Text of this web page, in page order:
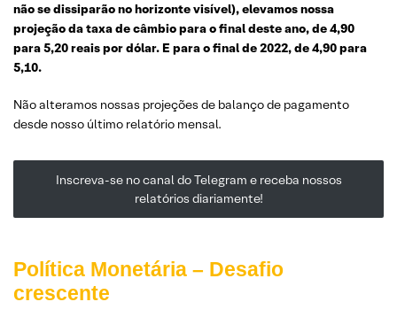
não se dissiparão no horizonte visível), elevamos nossa
projeção da taxa de câmbio para o final deste ano, de 4,90
para 5,20 reais por dólar. E para o final de 2022, de 4,90 para
5,10.
Não alteramos nossas projeções de balanço de pagamento
desde nosso último relatório mensal.
Inscreva-se no canal do Telegram e receba nossos
relatórios diariamente!
Política Monetária – Desafio
crescente